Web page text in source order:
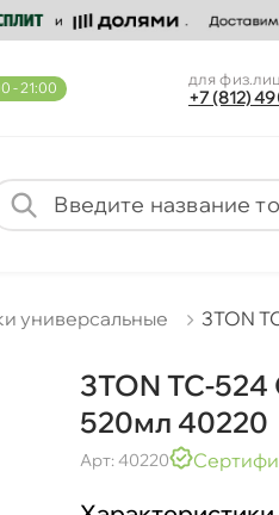
- 21:00 для
+7 (812)
универсальные 3TON
3TON TC-
520мл 40220
Арт: 40220